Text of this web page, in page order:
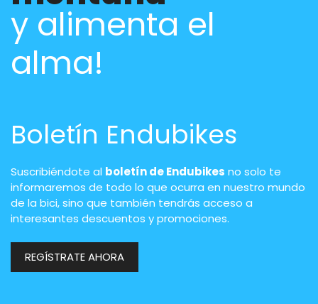
y alimenta el
alma!
Boletín Endubikes
Suscribiéndote al boletín de Endubikes no solo te
informaremos de todo lo que ocurra en nuestro mundo
de la bici, sino que también tendrás acceso a
interesantes descuentos y promociones.
REGÍSTRATE AHORA